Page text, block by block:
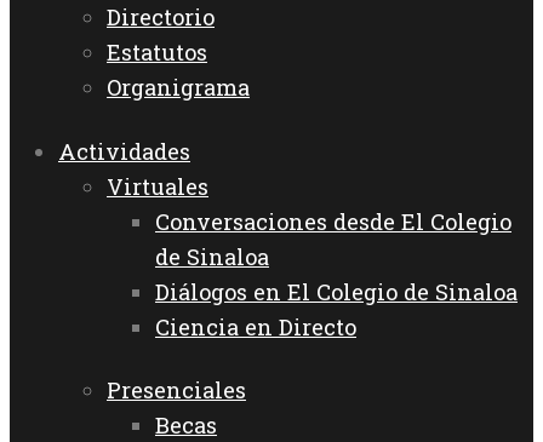
Directorio
Estatutos
Organigrama
Actividades
Virtuales
Conversaciones desde El Colegio
de Sinaloa
Diálogos en El Colegio de Sinaloa
Ciencia en Directo
Presenciales
Becas